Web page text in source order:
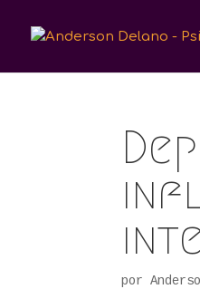
por